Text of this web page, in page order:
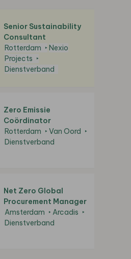
Senior Sustainability
Consultant
Rotterdam
Nexio
Projects
Dienstverband
Zero Emissie
Coördinator
Rotterdam
Van Oord
Dienstverband
Net Zero Global
Procurement Manager
Amsterdam
Arcadis
Dienstverband